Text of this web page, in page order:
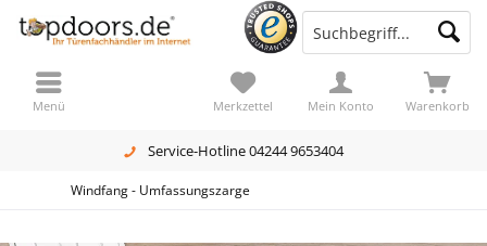
Service-Hotline 04244 9653404
Warenkorb
Merkzettel Mein Konto
Menü
Windfang - Umfassungszarge